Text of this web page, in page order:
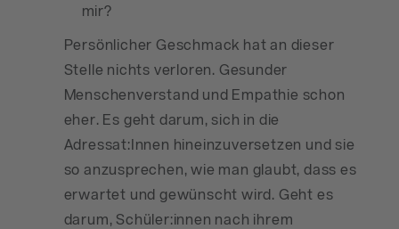
mir?
Persönlicher Geschmack hat an dieser
Stelle nichts verloren. Gesunder
Menschenverstand und Empathie schon
eher. Es geht darum, sich in die
Adressat:Innen hineinzuversetzen und sie
so anzusprechen, wie man glaubt, dass es
erwartet und gewünscht wird. Geht es
darum, Schüler:innen nach ihrem